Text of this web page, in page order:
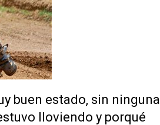
buen estado, sin ninguna
lloviendo y porqué